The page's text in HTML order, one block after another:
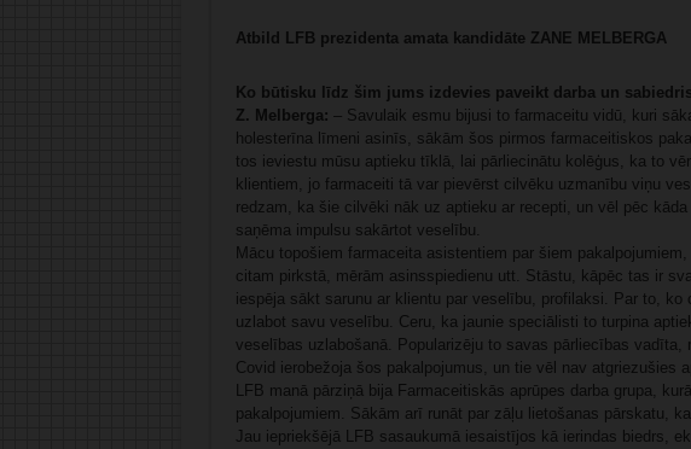
Atbild LFB prezidenta amata kandidāte ZANE MELBERGA
Ko būtisku līdz šim jums izdevies paveikt darba un
Z. Melberga: – Savulaik esmu bijusi to farmaceitu vidū, kuri
holesterīna līmeni asinīs, sākām šos pirmos farmaceitiskos
tos ieviestu mūsu aptieku tīklā, lai pārliecinātu kolēģus, ka to
klientiem, jo farmaceiti tā var pievērst cilvēku uzmanību viņu
redzam, ka šie cilvēki nāk uz aptieku ar recepti, un vēl pēc
saņēma impulsu sakārtot veselību.
Mācu topošiem farmaceita asistentiem par šiem
citam pirkstā, mērām asinsspiedienu utt. Stāstu, kāpēc tas ir
iespēja sākt sarunu ar klientu par veselību, profilaksi. Par to,
uzlabot savu veselību. Ceru, ka jaunie speciālisti to turpina
veselības uzlabošanā. Popularizēju to savas pārliecības vadīta,
Covid ierobežoja šos pakalpojumus, un tie vēl nav atgriezušies
LFB manā pārziņā bija Farmaceitiskās aprūpes darba grupa,
pakalpojumiem. Sākām arī runāt par zāļu lietošanas pārskatu,
Jau iepriekšējā LFB sasaukumā iesaistījos kā ierindas biedrs,